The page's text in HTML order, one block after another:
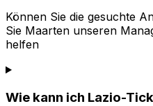
Können Sie die gesuchte
Sie Maarten unseren
helfen
Wie kann ich Lazio-